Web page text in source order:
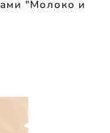
"Молоко и